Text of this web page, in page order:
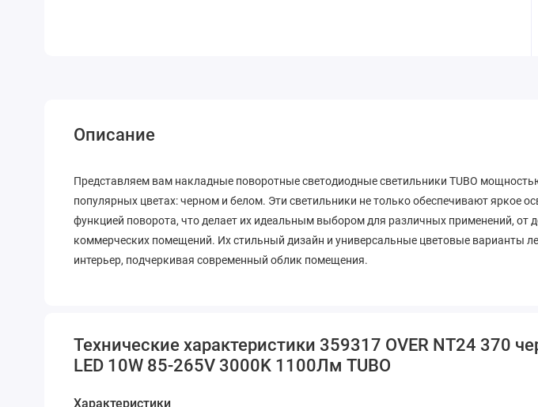
Описание
Представляем вам накладные поворотные светодиодные светильники TUBO
популярных цветах: черном и белом. Эти светильники не только обеспечивают яркое
функцией поворота, что делает их идеальным выбором для различных применений, от
коммерческих помещений. Их стильный дизайн и универсальные цветовые варианты
интерьер, подчеркивая современный облик помещения.
Технические характеристики 359317 OVER NT24 370
LED 10W 85-265V 3000K 1100Лм TUBO
Характеристики